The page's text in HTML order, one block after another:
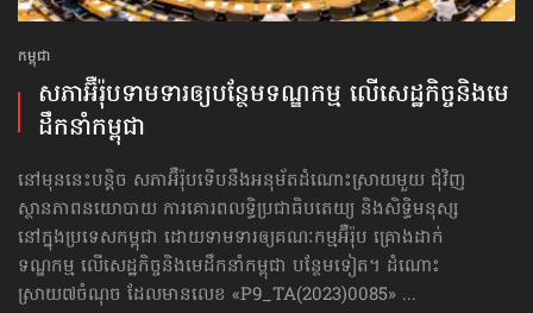
កម្ពុជា
សភាអ៊ឺរ៉ុបទាមទារ​ឲ្យបន្ថែម​ទណ្ឌកម្ម លើសេដ្ឋកិច្ច​និងមេ
ដឹកនាំកម្ពុជា
នៅមុននេះបន្តិច សភាអ៊ឺរ៉ុបទើបនឹងអនុម័តដំណោះស្រាយមួយ ជុំវិញ
ស្ថានភាពនយោបាយ ការគោរព​លទ្ធិ​ប្រជាធិបតេយ្យ និងសិទ្ធិមនុស្ស
នៅក្នុងប្រទេសកម្ពុជា ដោយទាមទារឲ្យគណៈកម្មអ៊ឺរ៉ុប គ្រោងដាក់​
ទណ្ឌកម្ម លើសេដ្ឋកិច្ច​និងមេដឹកនាំកម្ពុជា បន្ថែមទៀត។ ដំណោះ
ស្រាយ៧ចំណុច ដែលមានលេខ «P9_TA(2023)0085» ...